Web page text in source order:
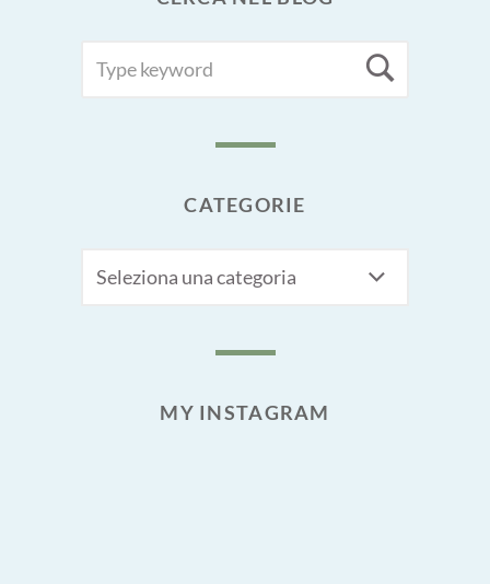
FOR:
CATEGORIE
MY INSTAGRAM